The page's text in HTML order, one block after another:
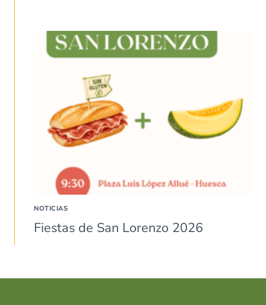
NOTICIAS
Fiestas de San Lorenzo 2026